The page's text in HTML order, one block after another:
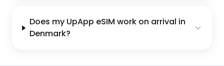
Does my UpApp eSIM work on arrival in
Denmark?